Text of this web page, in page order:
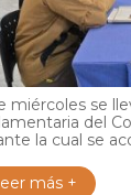
miércoles se
del
la cual se
más +